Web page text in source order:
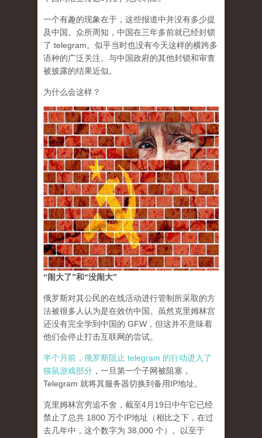
一个有趣的现象在于，这些报道中并没有多少提
及中国。众所周知，中国在三年多前就已经封锁
了 telegram。似乎当时也没有今天这样的横跨多
语种的广泛关注。与中国政府的其他封锁和审查
被披露的结果近似。
为什么会这样？
“闹大了”和“没闹大”
俄罗斯对其公民的在线活动进行管制所采取的方
法被很多人认为是在效仿中国。虽然克里姆林宫
还没有完全学到中国的 GFW，但这并不意味着
他们会停止打击互联网的尝试。
半个月前，俄罗斯阻止 telegram 的行动进入了
猫鼠游戏部分 ，一旦第一个子网被阻塞，
Telegram 就将其服务器切换到备用IP地址。
克里姆林宫穷追不舍，截至4月19日中午它已经
禁止了总共 1800 万个IP地址（相比之下，在过
去几年中，这个数字为 38,000 个）。以至于